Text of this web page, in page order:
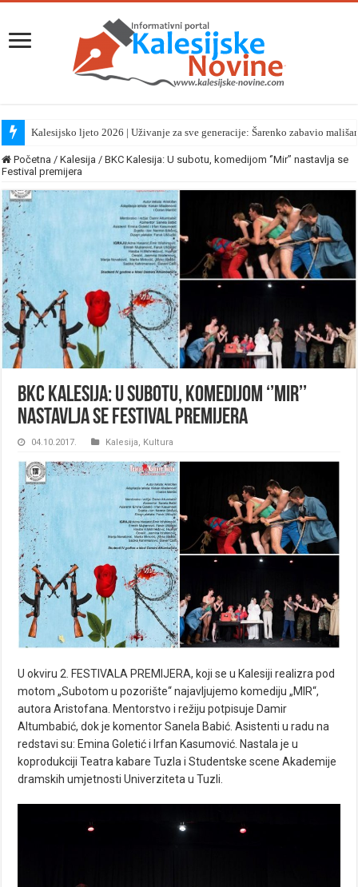
Kalesijsko ljeto 2026 | Uživanje za sve generacije: Šarenko zabavio
Početna / Kalesija / BKC Kalesija: U subotu, komedijom ‘’Mir’’ nastavlja se
Festival premijera
BKC Kalesija: U subotu, komedijom ‘’Mir’’
nastavlja se Festival premijera
04.10.2017. Kalesija, Kultura
U okviru 2. FESTIVALA PREMIJERA, koji se u Kalesiji realizra pod
motom „Subotom u pozorište“ najavljujemo komediju „MIR“,
autora Aristofana. Mentorstvo i režiju potpisuje Damir
Altumbabić, dok je komentor Sanela Babić. Asistenti u radu na
redstavi su: Emina Goletić i Irfan Kasumović. Nastala je u
koprodukciji Teatra kabare Tuzla i Studentske scene Akademije
dramskih umjetnosti Univerziteta u Tuzli.